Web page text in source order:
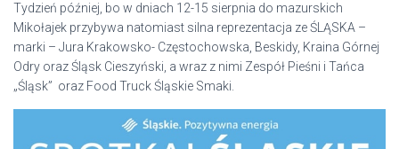
Tydzień później, bo w dniach 12-15 sierpnia do mazurskich
Mikołajek przybywa natomiast silna reprezentacja ze ŚLĄSKA –
marki – Jura Krakowsko- Częstochowska, Beskidy, Kraina Górnej
Odry oraz Śląsk Cieszyński, a wraz z nimi Zespół Pieśni i Tańca
„Śląsk” oraz Food Truck Śląskie Smaki.